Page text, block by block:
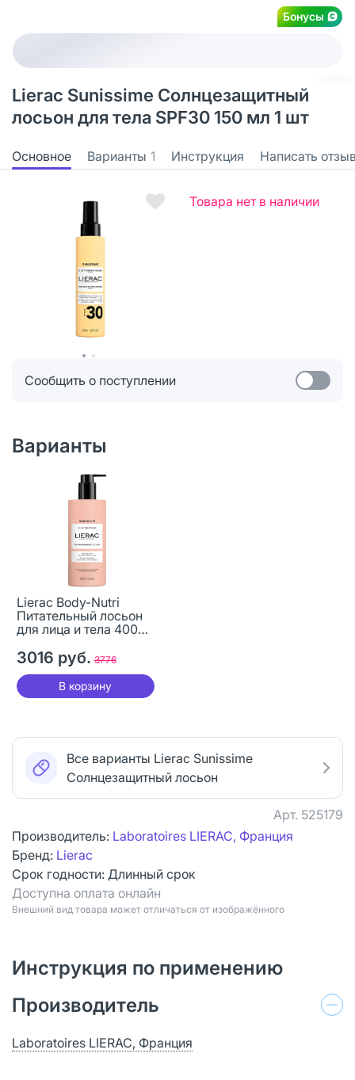
Бонусы
Lierac Sunissime Солнцезащитный
лосьон для тела SPF30 150 мл 1 шт
Основное Варианты 1 Инструкция Написать
Товара нет в наличии
Сообщить о поступлении
Варианты
Lierac Body-Nutri
Питательный лосьон
для лица и тела 400
3016 руб. 3776
В корзину
Все варианты Lierac Sunissime
Солнцезащитный лосьон
Арт. 525179
Производитель: Laboratoires LIERAC, Франция
Бренд: Lierac
Срок годности: Длинный срок
Доступна оплата онлайн
Bнешний вид товара может отличаться от изображённого
Инструкция по применению
Производитель
Laboratoires LIERAC, Франция